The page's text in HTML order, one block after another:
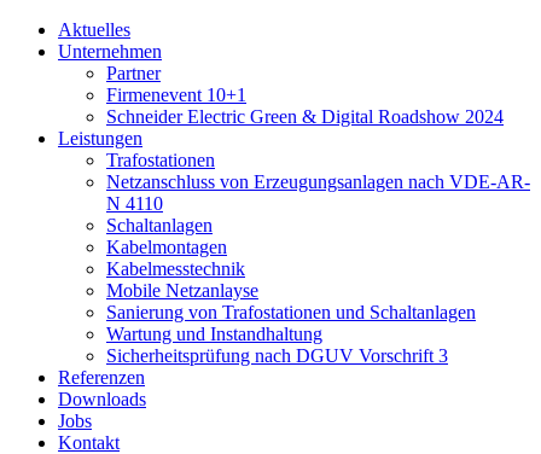
Aktuelles
Unternehmen
Partner
Firmenevent 10+1
Schneider Electric Green & Digital Roadshow 2024
Leistungen
Trafostationen
Netzanschluss von Erzeugungsanlagen nach VDE-AR-
N 4110
Schaltanlagen
Kabelmontagen
Kabelmesstechnik
Mobile Netzanlayse
Sanierung von Trafostationen und Schaltanlagen
Wartung und Instandhaltung
Sicherheitsprüfung nach DGUV Vorschrift 3
Referenzen
Downloads
Jobs
Kontakt